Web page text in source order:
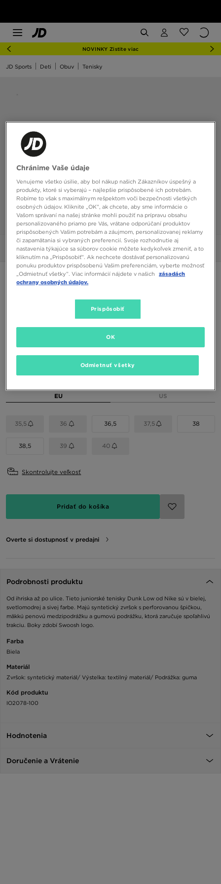
NOVINKY Zistite viac
JD Sports Deti Obuv Tenisky
Obrázky 360°
NIKE DUNK LOW GS GG
(Najnižšia cena za 30 dní pred zľavou)
Dostupné Farby
EU US
35,5 36 36,5 37,5 38
38,5 39 40
Skontrolujte veľkosť
Pridať do košíka
Overte si dostupnosť v predajni
Podrobnosti produktu
Od ihriska až po ulice. Tieto juniorské tenisky Dunk Low od Nike sú v bielej,
svetlomodrej a sivej farbe. Majú syntetický zvršok s perforovanou špičkou,
mäkkú penovú medzipodrážku a gumovú podrážku, ktorá zaručuje spoľahlivú
trakciu. Boky zdobí Swoosh logo.
Farba
Biela
Materiál
Zvršok: syntetický materiál/ Výstelka: textilný materiál/ Podrážka: guma
Kód produktu
IO2078-100
Hodnotenia
Doručenie a Vrátenie
Chránime Vaše údaje
Venujeme všetko úsilie, aby bol nákup našich Zákazníkov úspešný a
produkty, ktoré si vyberajú – najlepšie prispôsobené ich potrebám.
Robíme to však s maximálnym rešpektom voči bezpečnosti všetkých
osobných údajov. Kliknite „OK”, ak chcete, aby sme informácie o
Vašom správaní na našej stránke mohli použiť na prípravu obsahu
personalizovaného priamo pre Vás, vrátane odporúčaní produktov
prispôsobených Vašim potrebám a záujmom, personalizovanej reklamy
či zapamätania si vybraných preferencií. Svoje rozhodnutie aj
nastavenia týkajúce sa súborov cookie môžete kedykoľvek zmeniť, a to
kliknutím na „Prispôsobiť”. Ak nechcete dostávať personalizovanú
ponuku produktov prispôsobenú Vašim preferenciám, vyberte možnosť
„Odmietnuť všetky”. Viac informácií nájdete v našich
zásadách
ochrany osobných údajov.
Prispôsobiť
Odmietnuť všetky
OK